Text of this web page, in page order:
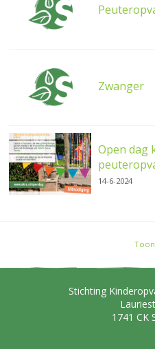
Zwanger
Open dag
14-6-2024
Stichting
1741 CK